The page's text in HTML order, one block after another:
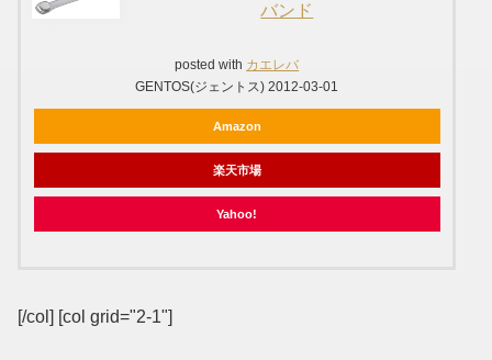
バンド
posted with カエレバ
GENTOS(ジェントス) 2012-03-01
Amazon
楽天市場
Yahoo!
[/col] [col grid="2-1"]